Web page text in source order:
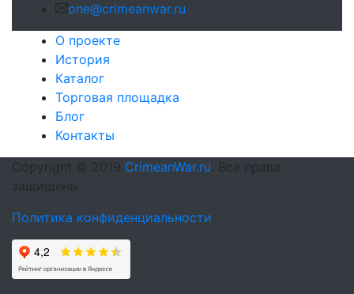
one@crimeanwar.ru
О проекте
История
Каталог
Торговая площадка
Блог
Контакты
Copyright © 2019 CrimeanWar.ru . Все права
защищены.
Политика конфиденциальности